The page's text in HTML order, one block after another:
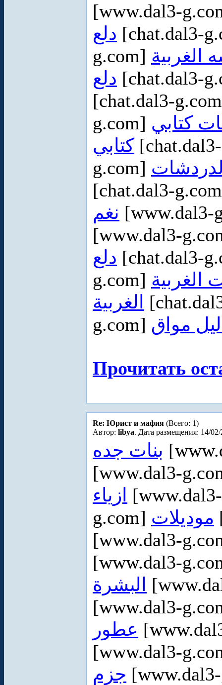
[www.dal3-
دلع [chat.dal3-
g.com] الغربية
دلع [chat.dal3-
[chat.dal3-
g.com] كتابي
كتابي
g.com]
[chat.dal3-
نغم [www.dal3-
[www.dal3-
دلع [chat.dal3-
g.com] الغربية
الغربية
g.com] مواق
Прочитать
Re: Юрист и мафия (Всего: 1)
Автор: libya. Дата размещения: 14/02/
بنات جده
[www.dal3-
ازياء
g.com] موديلات
[www.dal3-
[www.dal3-
البشرة
[www.dal3-
عطور
[www.dal3-
جزم